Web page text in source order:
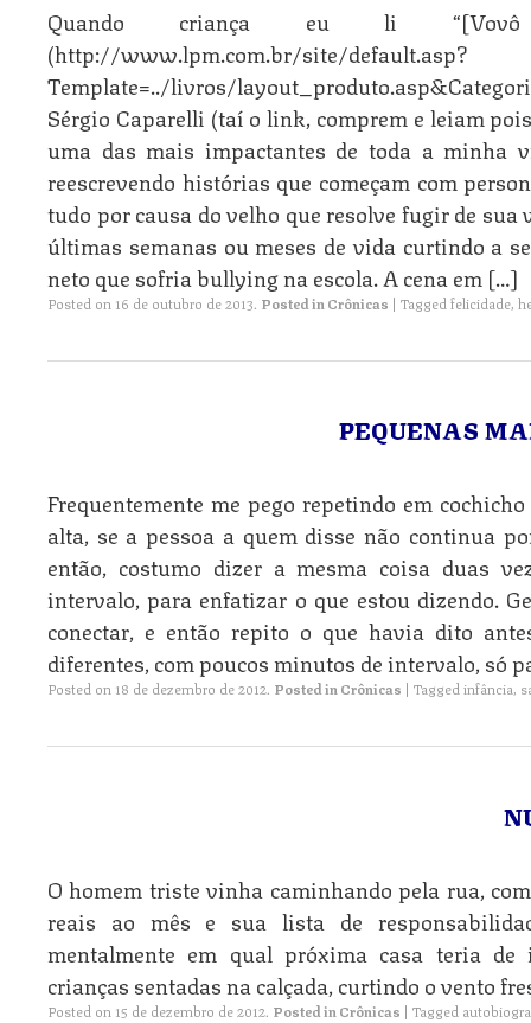
Quando criança eu li
(http://www.lpm.com.br/site/default.asp?
Template=../livros/
Sérgio Caparelli (taí o link, comprem e leiam
uma das mais impactantes de toda a minha
reescrevendo histórias que começam com
tudo por causa do velho que resolve fugir de
últimas semanas ou meses de vida curtindo a
neto que sofria bullying na escola. A cena em […]
Posted on 16 de outubro de 2013. Posted in Crônicas | Tagged felicidade,
PEQUENAS
Frequentemente me pego repetindo em
alta, se a pessoa a quem disse não continua
então, costumo dizer a mesma coisa duas
intervalo, para enfatizar o que estou dizendo.
conectar, e então repito o que havia dito
diferentes, com poucos minutos de intervalo, só
Posted on 18 de dezembro de 2012. Posted inCrônicas | Taggedinfância,
O homem triste vinha caminhando pela rua,
reais ao mês e sua lista de
mentalmente em qual próxima casa teria
crianças sentadas na calçada, curtindo o vento
Posted on 15 de dezembro de 2012. Posted in Crônicas | Tagged